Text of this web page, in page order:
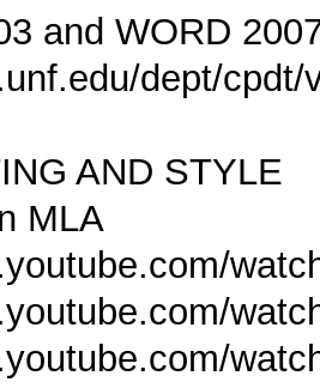
and WORD
dept/
AND STYLE
MLA